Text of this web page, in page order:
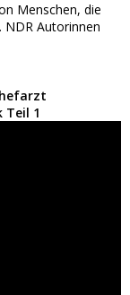
Menschen, die
NDR Autorinnen
Teil 1